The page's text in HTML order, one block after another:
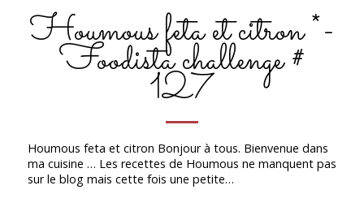
Houmous feta et citron *-
Foodista challenge #
127
Houmous feta et citron Bonjour à tous. Bienvenue dans
ma cuisine … Les recettes de Houmous ne manquent pas
sur le blog mais cette fois une petite…